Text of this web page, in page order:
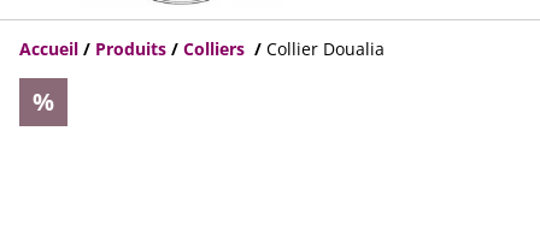
Accueil / Produits / Colliers / Collier Doualia
%